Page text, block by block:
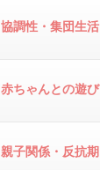
協調性・集団生活
赤ちゃんとの遊び
親子関係・反抗期